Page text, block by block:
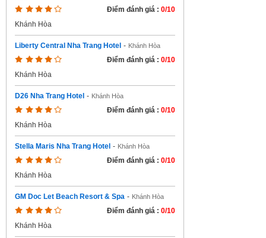
Điểm đánh giá : 0/10
Khánh Hòa
Liberty Central Nha Trang Hotel - Khánh Hòa
Điểm đánh giá : 0/10
Khánh Hòa
D26 Nha Trang Hotel - Khánh Hòa
Điểm đánh giá : 0/10
Khánh Hòa
Stella Maris Nha Trang Hotel - Khánh Hòa
Điểm đánh giá : 0/10
Khánh Hòa
GM Doc Let Beach Resort & Spa - Khánh Hòa
Điểm đánh giá : 0/10
Khánh Hòa